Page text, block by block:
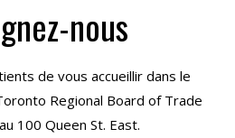
nous
de vous accueillir dans le
Regional Board of Trade
100 Queen St. East.